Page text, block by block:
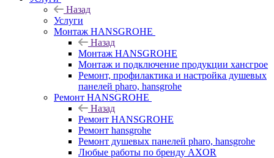
Назад
Услуги
Монтаж HANSGROHE
Назад
Монтаж HANSGROHE
Монтаж и подключение продукции хансгрое
Ремонт, профилактика и настройка душевых
панелей pharo, hansgrohe
Ремонт HANSGROHE
Назад
Ремонт HANSGROHE
Ремонт hansgrohe
Ремонт душевых панелей pharo, hansgrohe
Любые работы по бренду AXOR